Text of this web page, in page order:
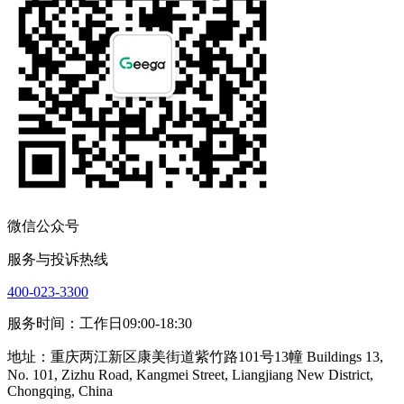
微信公众号
服务与投诉热线
400-023-3300
服务时间：工作日09:00-18:30
地址：重庆两江新区康美街道紫竹路101号13幢 Buildings 13,
No. 101, Zizhu Road, Kangmei Street, Liangjiang New District,
Chongqing, China